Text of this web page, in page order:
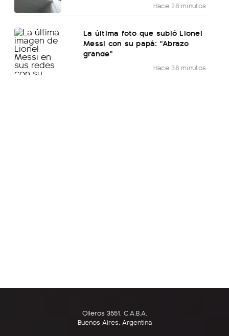
Hace 28 minutos
La última foto que subió Lionel
Messi con su papá: "Abrazo
grande"
Hace 38 minutos
Olleros 3551, C.A.B.A.
Buenos Aires, Argentina